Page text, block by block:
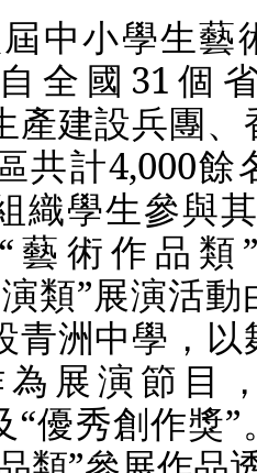
中小學生藝
全國 31 個
產建設兵團、
共計4,000餘
織學生參與
藝術作品類
類”展演活
青洲中學，以
展演節目
“優秀創作獎